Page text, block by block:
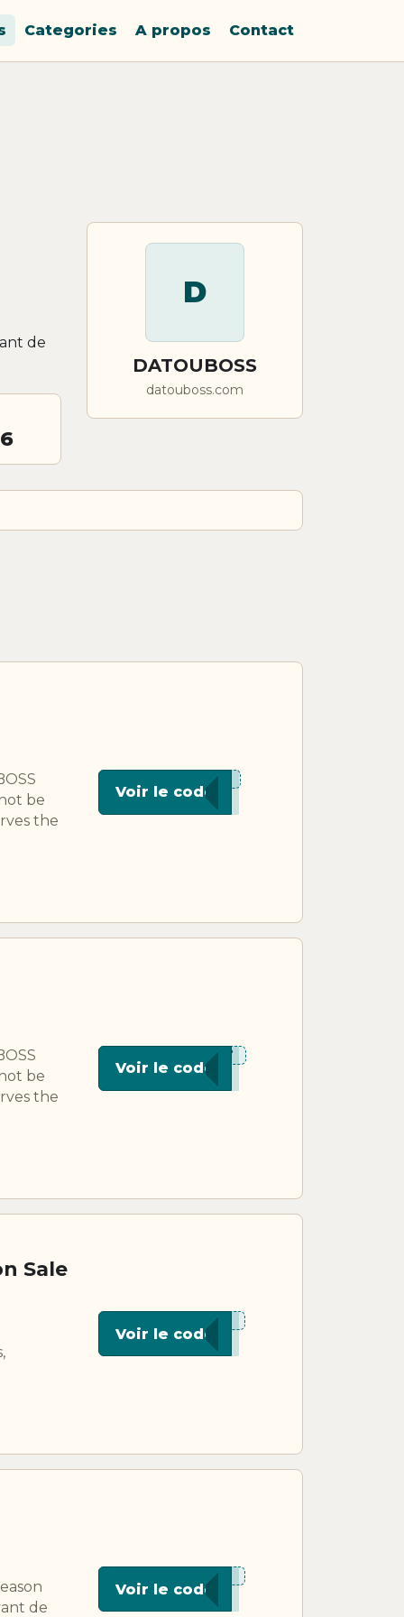
Categories A propos Contact
de
D
DATOUBOSS
datouboss.com
be
the
***J12
Voir le code
be
the
***HJT
Voir le code
Sale
***U10
Voir le code
de
***J08
Voir le code